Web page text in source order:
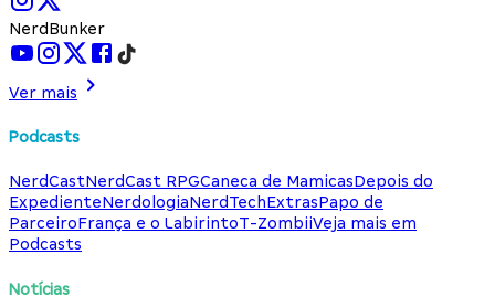
NerdBunker
Ver mais
Podcasts
NerdCastNerdCast RPGCaneca de MamicasDepois do
ExpedienteNerdologiaNerdTechExtrasPapo de
ParceiroFrança e o LabirintoT-ZombiiVeja mais em
Podcasts
Notícias